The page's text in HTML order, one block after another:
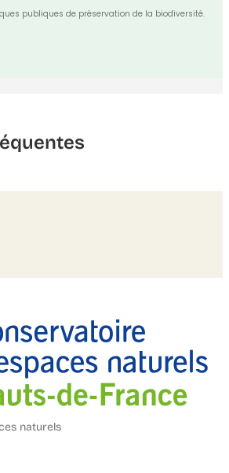
publiques de préservation de la biodiversité.
naturels